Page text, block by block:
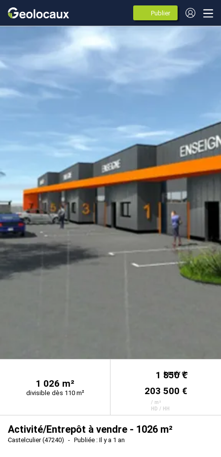
Publier
des
annonces
1 026 m²
divisible dès 110 m²
à partir de
1 850 €
à partir de
203 500 €
/ m²
HD / HH
Activité/Entrepôt à vendre - 1026 m²
Castelculier (47240) Publiée : Il y a 1 an